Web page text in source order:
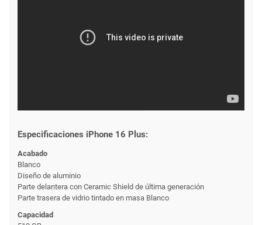
Especificaciones iPhone 16 Plus:
Acabado
Blanco
Diseño de aluminio
Parte delantera con Ceramic Shield de última generación
Parte trasera de vidrio tintado en masa Blanco
Capacidad